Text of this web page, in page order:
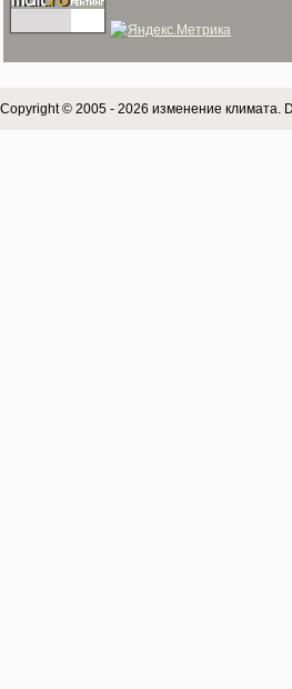
Copyright © 2005 - 2026 изменение климата.